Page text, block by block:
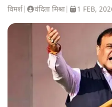
विमर्श वंदिता मिश्रा 1 FEB,